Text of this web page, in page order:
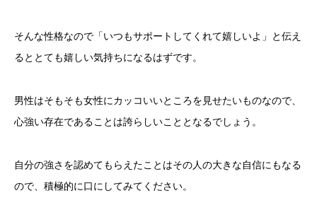
そんな性格なので「いつもサポートしてくれて嬉しいよ」と伝え
るととても嬉しい気持ちになるはずです。
男性はそもそも女性にカッコいいところを見せたいものなので、
心強い存在であることは誇らしいこととなるでしょう。
自分の強さを認めてもらえたことはその人の大きな自信にもなる
ので、積極的に口にしてみてください。